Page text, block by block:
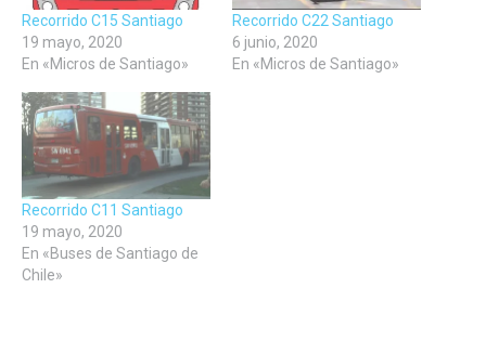
Recorrido C15 Santiago
19 mayo, 2020
En «Micros de Santiago»
Recorrido C22 Santiago
6 junio, 2020
En «Micros de Santiago»
Recorrido C11 Santiago
19 mayo, 2020
En «Buses de Santiago de
Chile»